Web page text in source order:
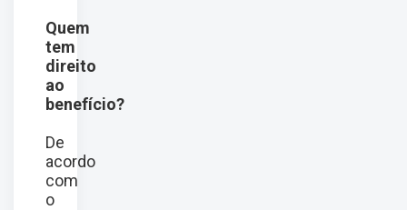
Quem
tem
direito
ao
benefício?
De
acordo
com
o